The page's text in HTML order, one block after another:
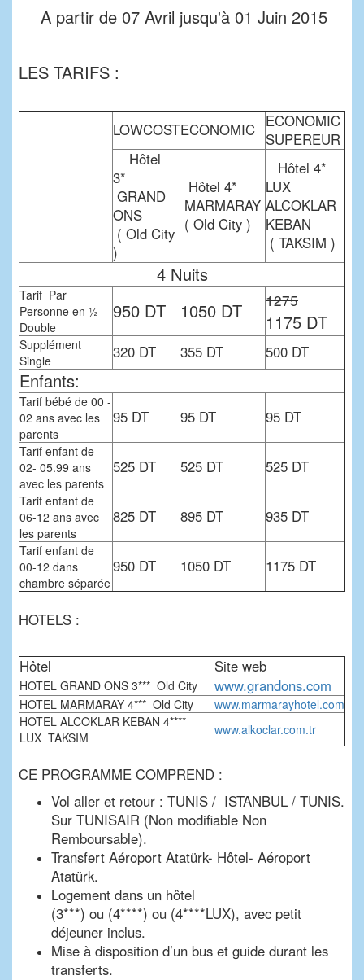
A partir de 07 Avril jusqu'à 01 Juin 2015
LES TARIFS :
LOWCOSTECONOMIC ECONOMIC
SUPEREUR
Hôtel
3*
GRAND
ONS
( Old City
)
Hôtel 4*
MARMARAY
( Old City )
Hôtel 4*
LUX
ALCOKLAR
KEBAN
( TAKSIM )
4 Nuits
Tarif Par
Personne en ½
Double
950 DT 1050 DT 1275
1175 DT
Supplément
Single
320 DT 355 DT 500 DT
Enfants:
Tarif bébé de 00 -
02 ans avec les
parents
95 DT 95 DT 95 DT
Tarif enfant de
02- 05.99 ans
avec les parents
525 DT 525 DT 525 DT
Tarif enfant de
06-12 ans avec
les parents
825 DT 895 DT 935 DT
Tarif enfant de
00-12 dans
chambre séparée
950 DT 1050 DT 1175 DT
HOTELS :
Hôtel Site web
HOTEL GRAND ONS 3*** Old City www.grandons.com
HOTEL MARMARAY 4*** Old City
www.marmarayhotel.com
HOTEL ALCOKLAR KEBAN 4****
LUX TAKSIM
www.alkoclar.com.tr
CE PROGRAMME COMPREND :
Vol aller et retour : TUNIS / ISTANBUL / TUNIS.
Sur TUNISAIR (Non modifiable Non
Remboursable).
Transfert Aéroport Atatürk- Hôtel- Aéroport
Atatürk.
Logement dans un hôtel
(3***) ou (4****) ou (4****LUX), avec petit
déjeuner inclus.
Mise à disposition d’un bus et guide durant les
transferts.